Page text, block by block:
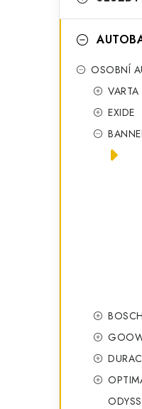
t
e
OSOBNÍ
VARTA
EXIDE
BOSCH